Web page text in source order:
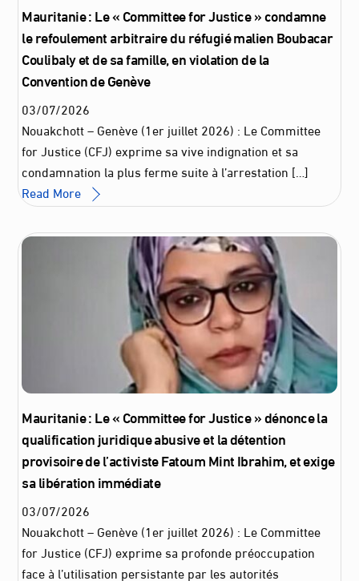
Mauritanie : Le « Committee for Justice » condamne
le refoulement arbitraire du réfugié malien Boubacar
Coulibaly et de sa famille, en violation de la
Convention de Genève
03/07/2026
Nouakchott – Genève (1er juillet 2026) : Le Committee
for Justice (CFJ) exprime sa vive indignation et sa
condamnation la plus ferme suite à l’arrestation […]
Read More
Mauritanie : Le « Committee for Justice » dénonce la
qualification juridique abusive et la détention
provisoire de l’activiste Fatoum Mint Ibrahim, et exige
sa libération immédiate
03/07/2026
Nouakchott – Genève (1er juillet 2026) : Le Committee
for Justice (CFJ) exprime sa profonde préoccupation
face à l’utilisation persistante par les autorités